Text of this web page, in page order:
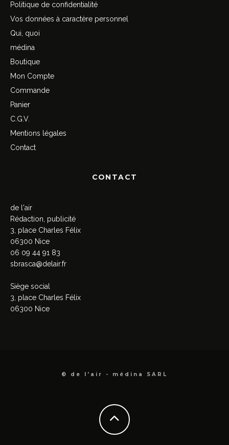
Politique de confidentialité
Vos données à caractère personnel
Qui, quoi
médina
Boutique
Mon Compte
Commande
Panier
C.G.V.
Mentions légales
Contact
CONTACT
de l'air
Rédaction, publicité
3, place Charles Félix
06300 Nice
06 09 44 91 83
sbrasca@delair.fr
Siège social
3, place Charles Félix
06300 Nice
© de l'air - médina SARL